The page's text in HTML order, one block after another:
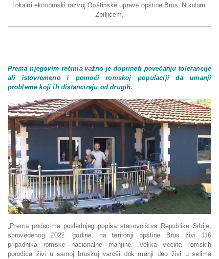
lokalni ekonomski razvoj Opštinske uprave opštine Brus, Nikolom
Zbiljićem.
Prema njegovim rečima važno je doprineti povećanju tolerancije
ali istovremeno i pomoći romskoj populaciji da umanji
probleme koji ih distanciraju od drugih.
„Prema podacima poslednjeg popisa stanovništva Republike Srbije,
sprovedenog 2022. godine, na teritoriji opštine Brus živi 116
pripadnika romske nacionalne manjine. Velika većina romskih
porodica živi u samoj bruskoj varoši dok manji deo živi u selima